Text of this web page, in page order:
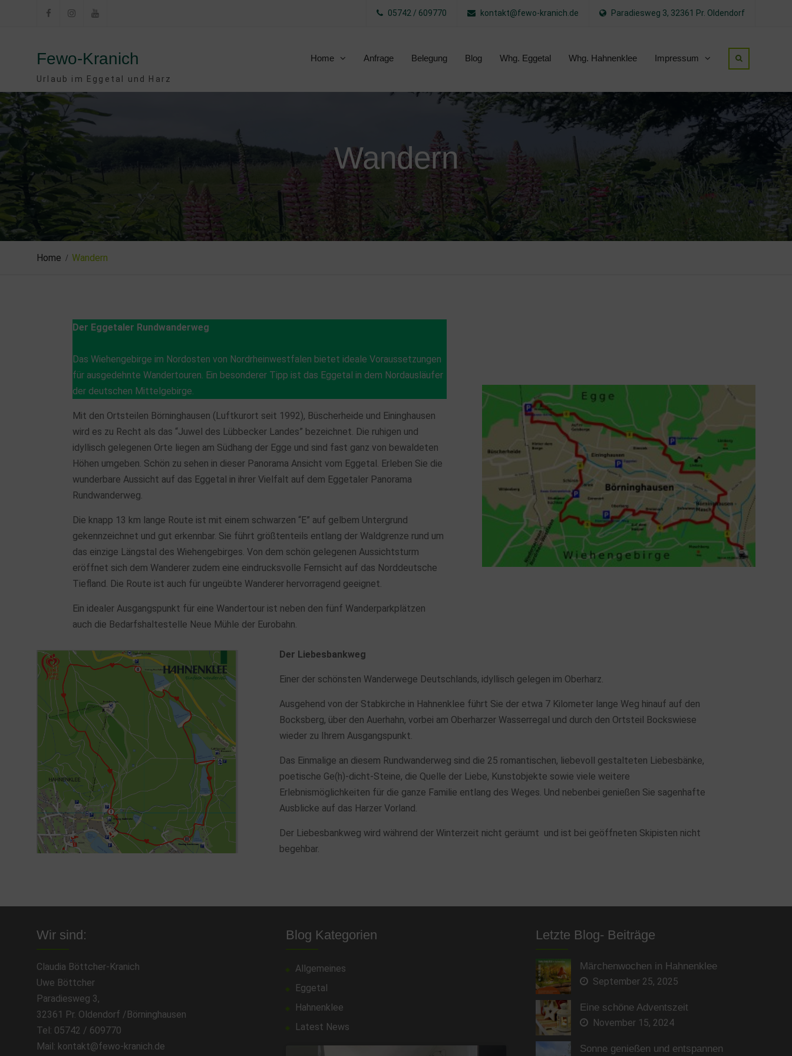
05742 / 609770 kontakt@fewo-kranich.de Paradiesweg 3, 32361 Pr. Oldendorf
Fewo-Kranich
Urlaub im Eggetal und Harz
Home Anfrage Belegung Blog Whg. Eggetal Whg. Hahnenklee Impressum
Wandern
Home Wandern
Der Eggetaler Rundwanderweg
Das Wiehengebirge im Nordosten von Nordrheinwestfalen bietet ideale Voraussetzungen
für ausgedehnte Wandertouren. Ein besonderer Tipp ist das Eggetal in dem Nordausläufer
der deutschen Mittelgebirge.
Mit den Ortsteilen Börninghausen (Luftkurort seit 1992), Büscherheide und Eininghausen
wird es zu Recht als das “Juwel des Lübbecker Landes” bezeichnet. Die ruhigen und
idyllisch gelegenen Orte liegen am Südhang der Egge und sind fast ganz von bewaldeten
Höhen umgeben. Schön zu sehen in dieser Panorama Ansicht vom Eggetal. Erleben Sie die
wunderbare Aussicht auf das Eggetal in ihrer Vielfalt auf dem Eggetaler Panorama
Rundwanderweg.
Die knapp 13 km lange Route ist mit einem schwarzen “E” auf gelbem Untergrund
gekennzeichnet und gut erkennbar. Sie führt größtenteils entlang der Waldgrenze rund um
das einzige Längstal des Wiehengebirges. Von dem schön gelegenen Aussichtsturm
eröffnet sich dem Wanderer zudem eine eindrucksvolle Fernsicht auf das Norddeutsche
Tiefland. Die Route ist auch für ungeübte Wanderer hervorragend geeignet.
Ein idealer Ausgangspunkt für eine Wandertour ist neben den fünf Wanderparkplätzen
auch die Bedarfshaltestelle Neue Mühle der Eurobahn.
Der Liebesbankweg
Einer der schönsten Wanderwege Deutschlands, idyllisch gelegen im Oberharz.
Ausgehend von der Stabkirche in Hahnenklee führt Sie der etwa 7 Kilometer lange Weg hinauf auf den
Bocksberg, über den Auerhahn, vorbei am Oberharzer Wasserregal und durch den Ortsteil Bockswiese
wieder zu Ihrem Ausgangspunkt.
Das Einmalige an diesem Rundwanderweg sind die 25 romantischen, liebevoll gestalteten Liebesbänke,
poetische Ge(h)-dicht-Steine, die Quelle der Liebe, Kunstobjekte sowie viele weitere
Erlebnismöglichkeiten für die ganze Familie entlang des Weges. Und nebenbei genießen Sie sagenhafte
Ausblicke auf das Harzer Vorland.
Der Liebesbankweg wird während der Winterzeit nicht geräumt und ist bei geöffneten Skipisten nicht
begehbar.
Wir sind:
Claudia Böttcher-Kranich
Uwe Böttcher
Paradiesweg 3,
32361 Pr. Oldendorf /Börninghausen
Tel: 05742 / 609770
Mail: kontakt@fewo-kranich.de
Blog Kategorien
Allgemeines
Eggetal
Hahnenklee
Latest News
Letzte Blog- Beiträge
Märchenwochen in Hahnenklee
September 25, 2025
Eine schöne Adventszeit
November 15, 2024
Sonne genießen und entspannen